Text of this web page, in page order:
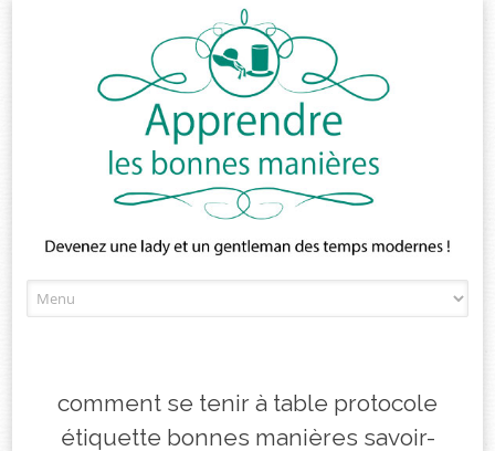
to
comment se tenir à table protocole
étiquette bonnes manières savoir-